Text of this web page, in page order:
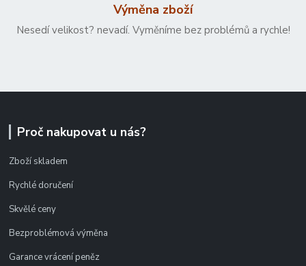
Výměna zboží
Nesedí velikost? nevadí. Vyměníme bez problémů a rychle!
Proč nakupovat u nás?
Zboží skladem
Rychlé doručení
Skvělé ceny
Bezproblémová výměna
Garance vrácení peněz